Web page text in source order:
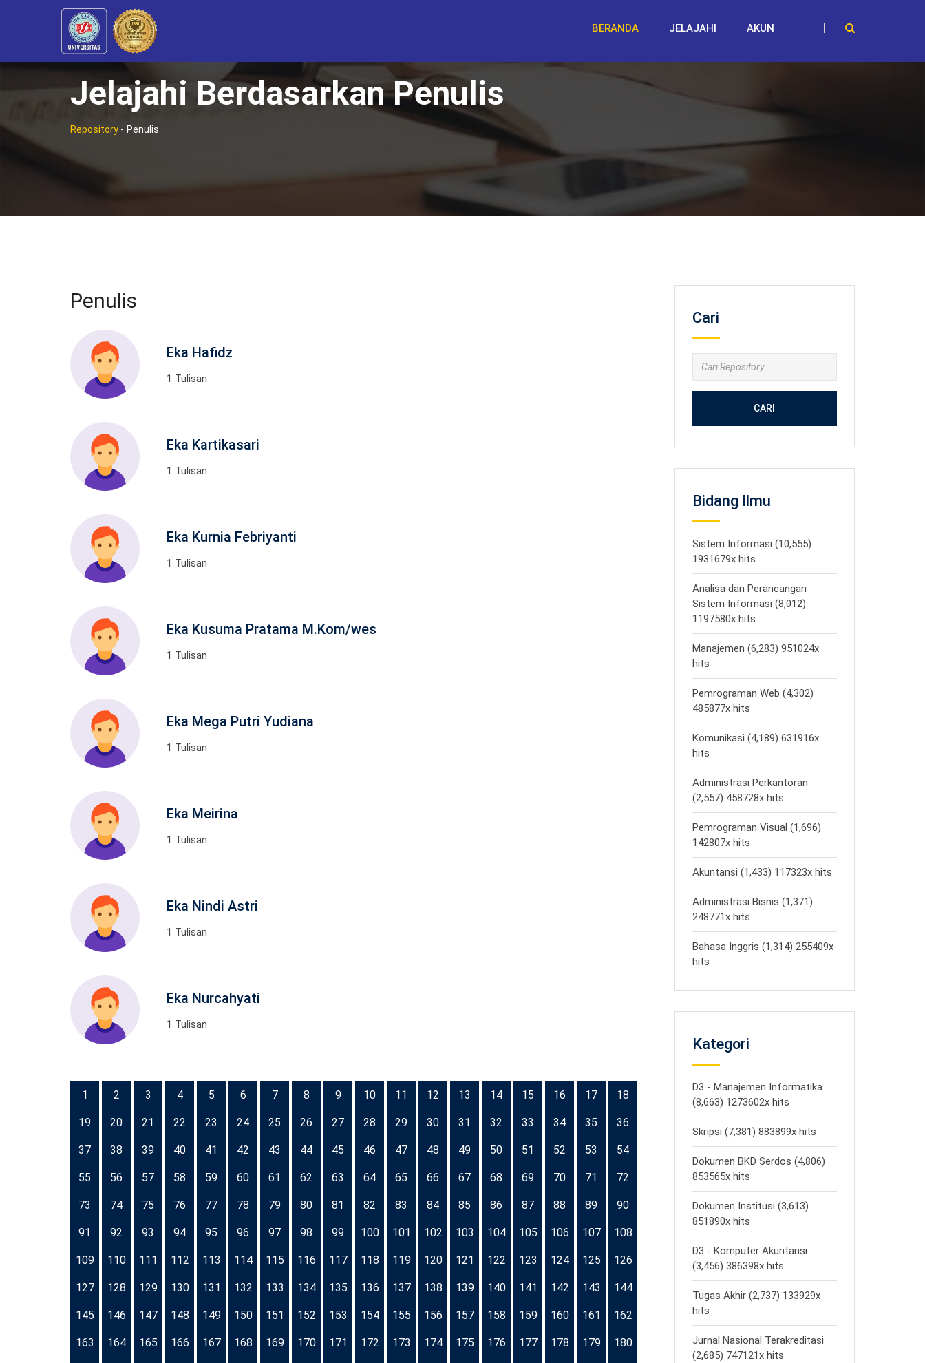
BERANDA JELAJAHI AKUN
Jelajahi Berdasarkan Penulis
Repository - Penulis
Penulis
Eka Hafidz
1 Tulisan
Eka Kartikasari
1 Tulisan
Eka Kurnia Febriyanti
1 Tulisan
Eka Kusuma Pratama M.Kom/wes
1 Tulisan
Eka Mega Putri Yudiana
1 Tulisan
Eka Meirina
1 Tulisan
Eka Nindi Astri
1 Tulisan
Eka Nurcahyati
1 Tulisan
1 2 3 4 5 6 7 8 9 10 11 12 13 14 15 16 17 18
19 20 21 22 23 24 25 26 27 28 29 30 31 32 33 34 35 36
37 38 39 40 41 42 43 44 45 46 47 48 49 50 51 52 53 54
55 56 57 58 59 60 61 62 63 64 65 66 67 68 69 70 71 72
73 74 75 76 77 78 79 80 81 82 83 84 85 86 87 88 89 90
91 92 93 94 95 96 97 98 99 100 101 102 103 104 105 106 107 108
109 110 111 112 113 114 115 116 117 118 119 120 121 122 123 124 125 126
127 128 129 130 131 132 133 134 135 136 137 138 139 140 141 142 143 144
145 146 147 148 149 150 151 152 153 154 155 156 157 158 159 160 161 162
163 164 165 166 167 168 169 170 171 172 173 174 175 176 177 178 179 180
Cari
CARI
Bidang Ilmu
Sistem Informasi (10,555)
1931679x hits
Analisa dan Perancangan
Sistem Informasi (8,012)
1197580x hits
Manajemen (6,283) 951024x
hits
Pemrograman Web (4,302)
485877x hits
Komunikasi (4,189) 631916x
hits
Administrasi Perkantoran
(2,557) 458728x hits
Pemrograman Visual (1,696)
142807x hits
Akuntansi (1,433) 117323x hits
Administrasi Bisnis (1,371)
248771x hits
Bahasa Inggris (1,314) 255409x
hits
Kategori
D3 - Manajemen Informatika
(8,663) 1273602x hits
Skripsi (7,381) 883899x hits
Dokumen BKD Serdos (4,806)
853565x hits
Dokumen Institusi (3,613)
851890x hits
D3 - Komputer Akuntansi
(3,456) 386398x hits
Tugas Akhir (2,737) 133929x
hits
Jurnal Nasional Terakreditasi
(2,685) 747121x hits